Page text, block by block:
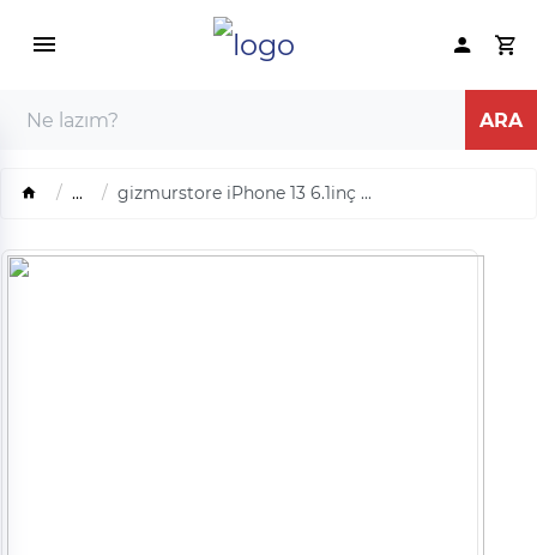
... gizmurstore iPhone 13 6.1inç ...